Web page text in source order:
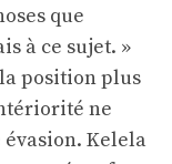
que
à ce sujet. »
position plus
ne
Kelela